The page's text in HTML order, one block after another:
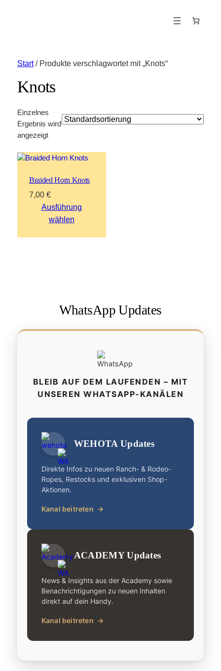
Start/ Produkte verschlagwortet mit „Knots“
Knots
Einzelnes
Ergebnis wird
angezeigt
Braided Horn Knots
7,00 €
Ausführung
wählen
WhatsApp Updates
BLEIB AUF DEM LAUFENDEN – MIT
UNSEREN WHATSAPP-KANÄLEN
WEHOTA Updates
Direkte Infos zu neuen Ranch- & Rodeo-
Ropes, Restocks und exklusiven Shop-
Aktionen.
Kanal beitreten →
ACADEMY Updates
News & Insights aus der Academy sowie
Benachrichtigungen zu neuen Inhalten
direkt auf dein Handy.
Kanal beitreten →